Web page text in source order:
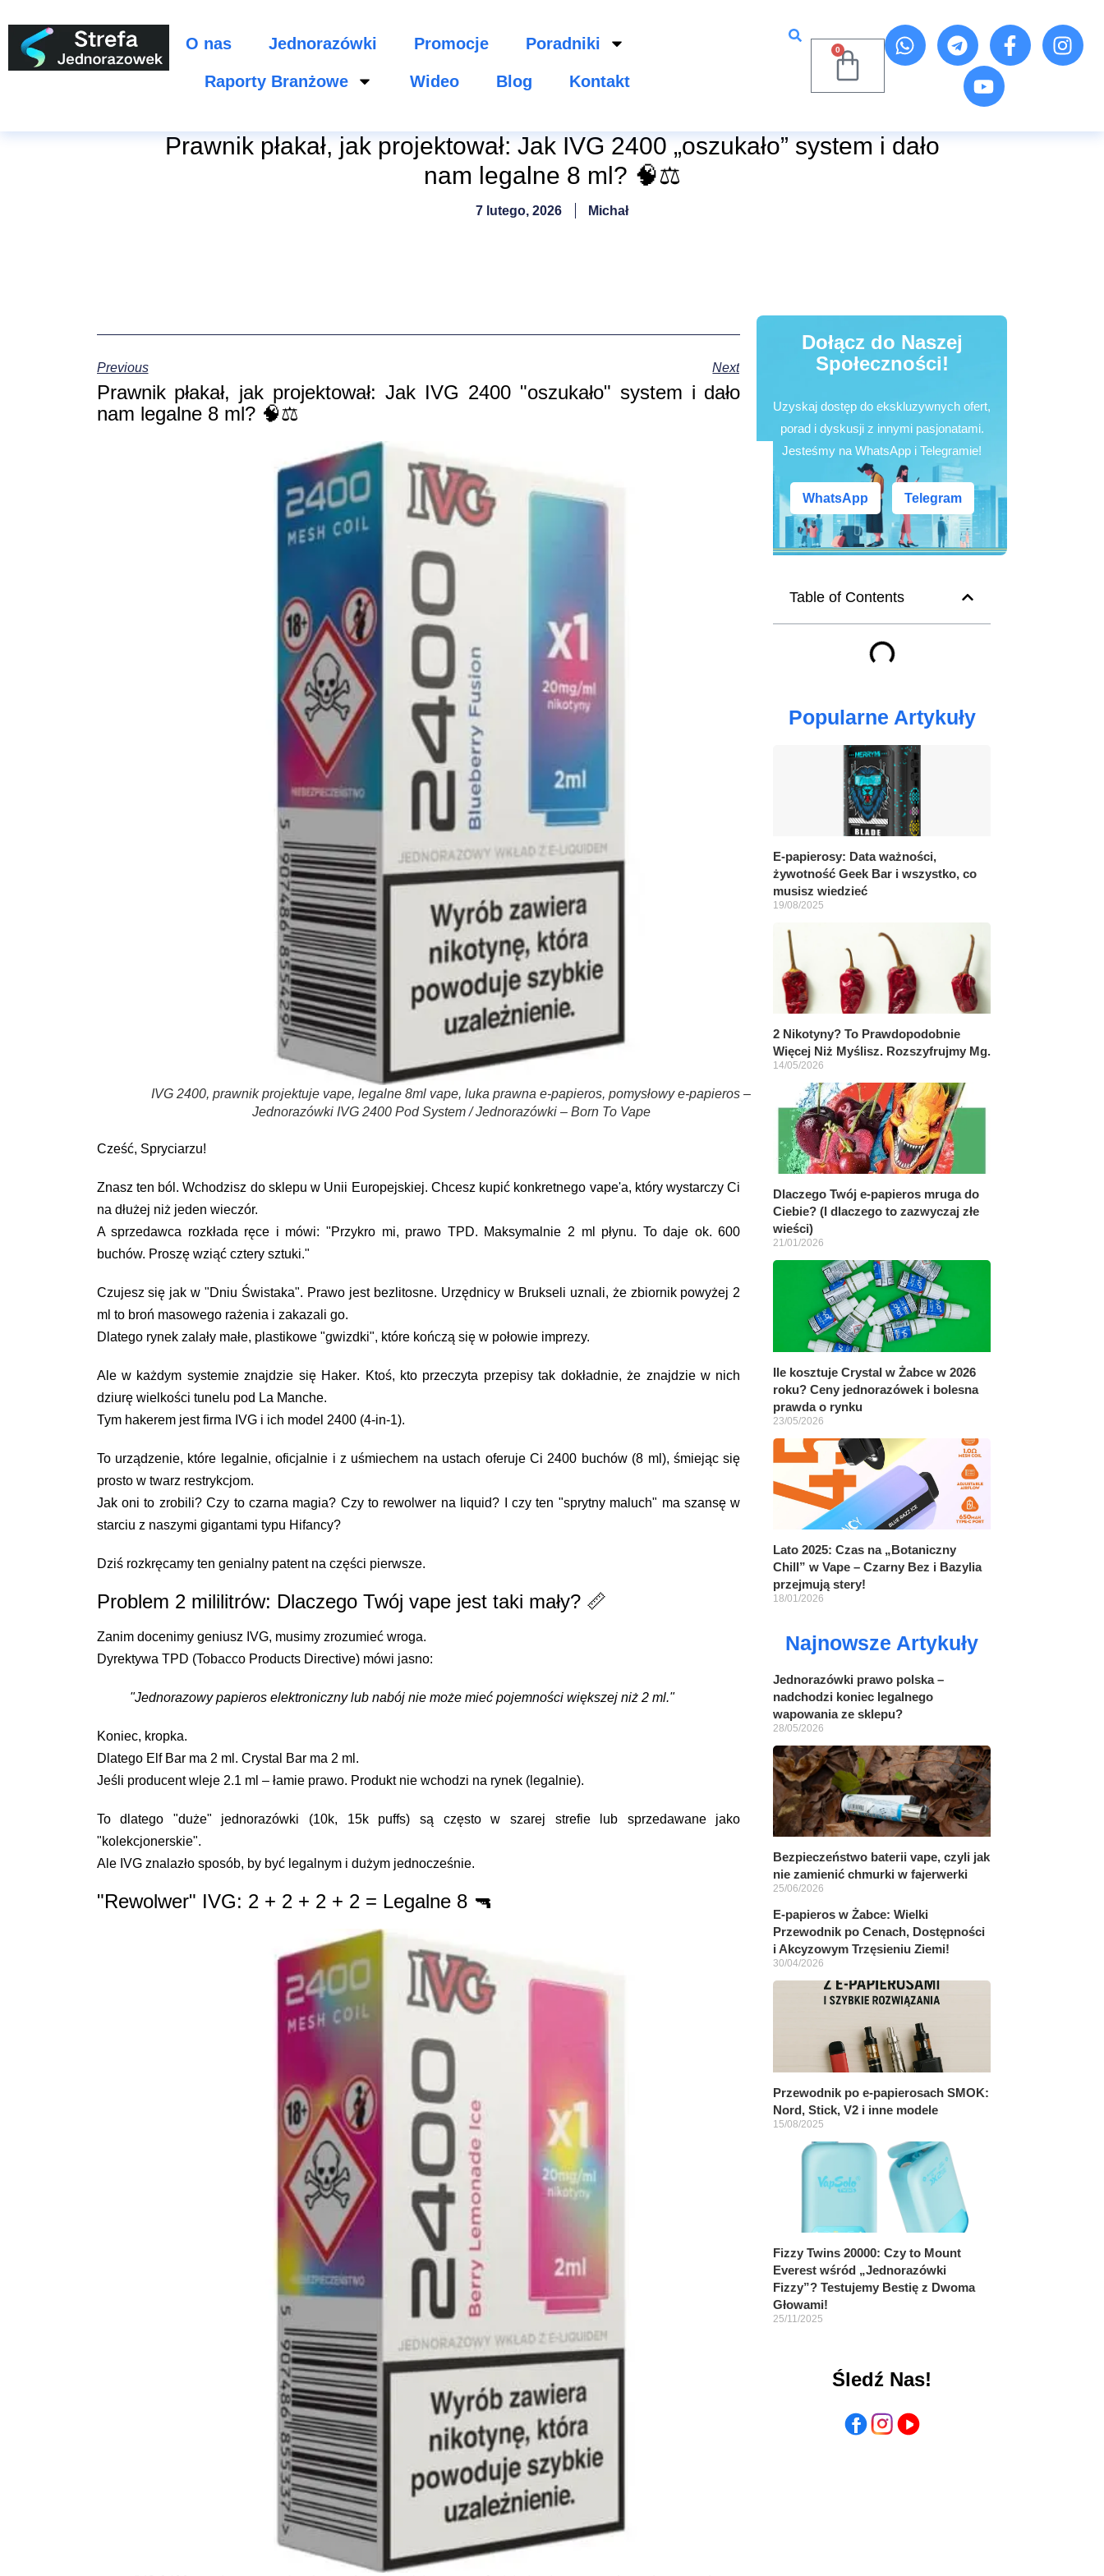
O nas Jednorazówki Promocje Poradniki
Raporty Branżowe Wideo Blog Kontakt
0
Prawnik płakał, jak projektował: Jak IVG 2400 „oszukało” system i dało
nam legalne 8 ml? 🧠⚖️
7 lutego, 2026 Michał
Dołącz do Naszej
Społeczności!
Uzyskaj dostęp do ekskluzywnych ofert,
porad i dyskusji z innymi pasjonatami.
Jesteśmy na WhatsApp i Telegramie!
WhatsApp Telegram
Table of Contents
Popularne Artykuły
E-papierosy: Data ważności,
żywotność Geek Bar i wszystko, co
musisz wiedzieć
19/08/2025
2 Nikotyny? To Prawdopodobnie
Więcej Niż Myślisz. Rozszyfrujmy Mg.
14/05/2026
Dlaczego Twój e-papieros mruga do
Ciebie? (I dlaczego to zazwyczaj złe
wieści)
21/01/2026
Ile kosztuje Crystal w Żabce w 2026
roku? Ceny jednorazówek i bolesna
prawda o rynku
23/05/2026
Lato 2025: Czas na „Botaniczny
Chill” w Vape – Czarny Bez i Bazylia
przejmują stery!
18/01/2026
Najnowsze Artykuły
Jednorazówki prawo polska –
nadchodzi koniec legalnego
wapowania ze sklepu?
28/05/2026
Bezpieczeństwo baterii vape, czyli jak
nie zamienić chmurki w fajerwerki
25/06/2026
E-papieros w Żabce: Wielki
Przewodnik po Cenach, Dostępności
i Akcyzowym Trzęsieniu Ziemi!
30/04/2026
Przewodnik po e-papierosach SMOK:
Nord, Stick, V2 i inne modele
15/08/2025
Fizzy Twins 20000: Czy to Mount
Everest wśród „Jednorazówki
Fizzy”? Testujemy Bestię z Dwoma
Głowami!
25/11/2025
Śledź Nas!
Previous Next
Prawnik płakał, jak projektował: Jak IVG 2400 "oszukało" system i dało
nam legalne 8 ml? 🧠⚖️
IVG 2400, prawnik projektuje vape, legalne 8ml vape, luka prawna e-papieros, pomysłowy e-papieros –
Jednorazówki IVG 2400 Pod System / Jednorazówki – Born To Vape
Cześć, Spryciarzu!
Znasz ten ból. Wchodzisz do sklepu w Unii Europejskiej. Chcesz kupić konkretnego vape'a, który wystarczy Ci
na dłużej niż jeden wieczór.
A sprzedawca rozkłada ręce i mówi:"Przykro mi, prawo TPD. Maksymalnie 2 ml płynu. To daje ok. 600
buchów. Proszę wziąć cztery sztuki."
Czujesz się jak w "Dniu Świstaka". Prawo jest bezlitosne. Urzędnicy w Brukseli uznali, że zbiornik powyżej 2
ml to broń masowego rażenia i zakazali go.
Dlatego rynek zalały małe, plastikowe "gwizdki", które kończą się w połowie imprezy.
Ale w każdym systemie znajdzie się Haker. Ktoś, kto przeczyta przepisy tak dokładnie, że znajdzie w nich
dziurę wielkości tunelu pod La Manche.
Tym hakerem jest firma IVGi ich model 2400 (4-in-1).
To urządzenie, które legalnie, oficjalnie i z uśmiechem na ustach oferuje Ci 2400 buchów (8 ml), śmiejąc się
prosto w twarz restrykcjom.
Jak oni to zrobili? Czy to czarna magia? Czy to rewolwer na liquid? I czy ten "sprytny maluch" ma szansę w
starciu z naszymi gigantami typu Hifancy?
Dziś rozkręcamy ten genialny patent na części pierwsze.
Problem 2 mililitrów: Dlaczego Twój vape jest taki mały? 📏
Zanim docenimy geniusz IVG, musimy zrozumieć wroga.
Dyrektywa TPD (Tobacco Products Directive) mówi jasno:
"Jednorazowy papieros elektroniczny lub nabój nie może mieć pojemności większej niż 2 ml."
Koniec, kropka.
Dlatego Elf Bar ma 2 ml. Crystal Bar ma 2 ml.
Jeśli producent wleje 2.1 ml – łamie prawo. Produkt nie wchodzi na rynek (legalnie).
To dlatego "duże" jednorazówki (10k, 15k puffs) są często w szarej strefie lub sprzedawane jako
"kolekcjonerskie".
Ale IVG znalazło sposób, by być legalnym i dużym jednocześnie.
"Rewolwer" IVG: 2 + 2 + 2 + 2 = Legalne 8 🔫